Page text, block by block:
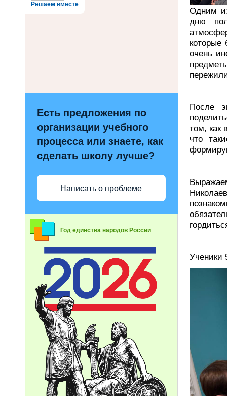
Решаем вместе
Есть предложения по
организации учебного
процесса или знаете, как
сделать школу лучше?
Написать о проблеме
Год единства народов России
Одним
дню
очень
После
том, как
что
Ученики